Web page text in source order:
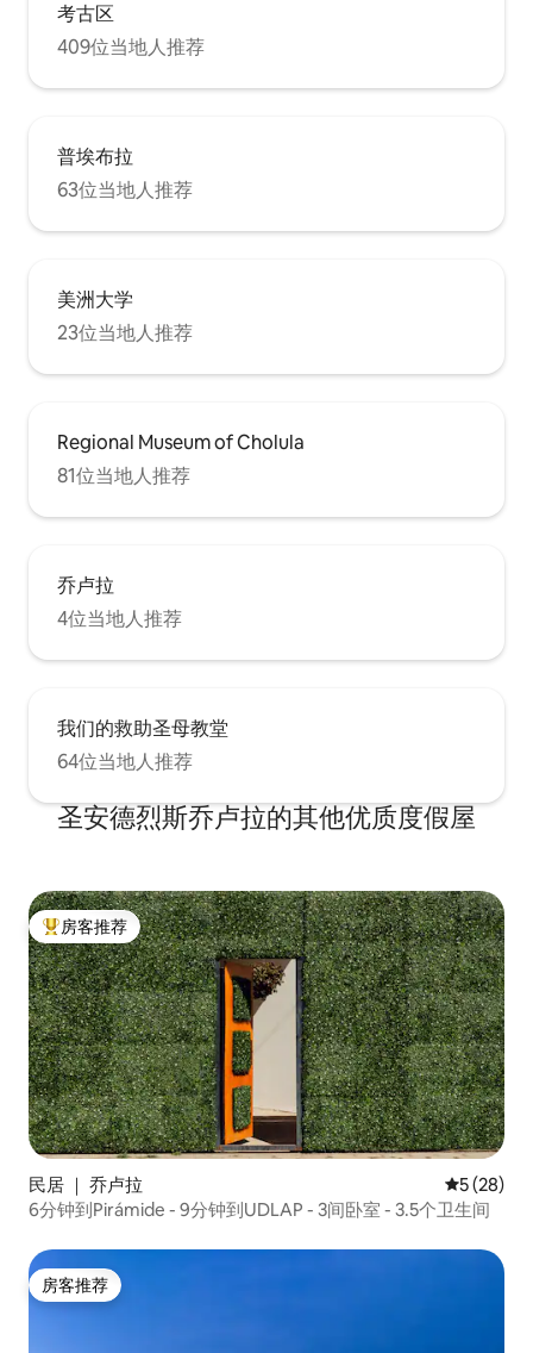
考古区
409位当地人推荐
普埃布拉
63位当地人推荐
美洲大学
23位当地人推荐
Regional Museum of Cholula
81位当地人推荐
乔卢拉
4位当地人推荐
我们的救助圣母教堂
64位当地人推荐
圣安德烈斯乔卢拉的其他优质度假屋
热门「房客推荐」
房客推荐
民居 ｜ 乔卢拉 平均评分
5 (28)
6分钟到Pirámide - 9分钟到UDLAP - 3间卧室 - 3.5个卫生间
房客推荐
房客推荐